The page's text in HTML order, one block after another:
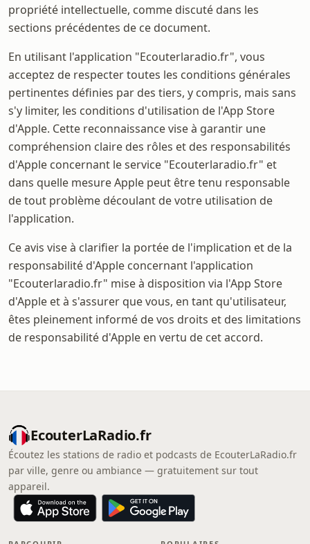
propriété intellectuelle, comme discuté dans les
sections précédentes de ce document.
En utilisant l'application "Ecouterlaradio.fr", vous
acceptez de respecter toutes les conditions générales
pertinentes définies par des tiers, y compris, mais sans
s'y limiter, les conditions d'utilisation de l'App Store
d'Apple. Cette reconnaissance vise à garantir une
compréhension claire des rôles et des responsabilités
d'Apple concernant le service "Ecouterlaradio.fr" et
dans quelle mesure Apple peut être tenu responsable
de tout problème découlant de votre utilisation de
l'application.
Ce avis vise à clarifier la portée de l'implication et de la
responsabilité d'Apple concernant l'application
"Ecouterlaradio.fr" mise à disposition via l'App Store
d'Apple et à s'assurer que vous, en tant qu'utilisateur,
êtes pleinement informé de vos droits et des limitations
de responsabilité d'Apple en vertu de cet accord.
EcouterLaRadio.fr
Écoutez les stations de radio et podcasts de EcouterLaRadio.fr
par ville, genre ou ambiance — gratuitement sur tout
appareil.